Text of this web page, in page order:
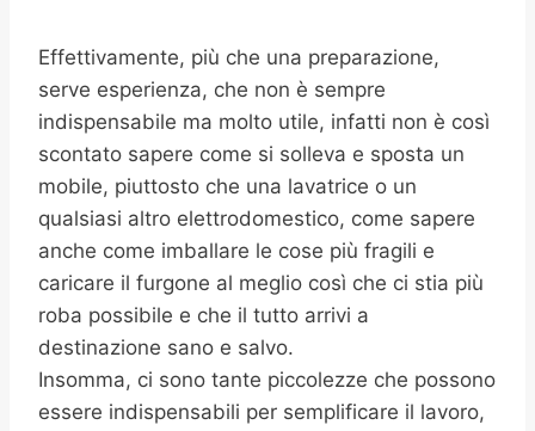
Effettivamente, più che una preparazione,
serve esperienza, che non è sempre
indispensabile ma molto utile, infatti non è così
scontato sapere come si solleva e sposta un
mobile, piuttosto che una lavatrice o un
qualsiasi altro elettrodomestico, come sapere
anche come imballare le cose più fragili e
caricare il furgone al meglio così che ci stia più
roba possibile e che il tutto arrivi a
destinazione sano e salvo.
Insomma, ci sono tante piccolezze che possono
essere indispensabili per semplificare il lavoro,